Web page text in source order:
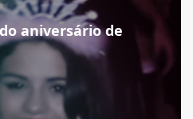
aniversário de